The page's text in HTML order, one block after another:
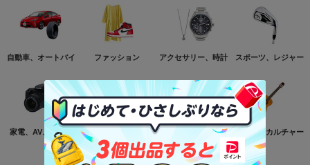
自動車、オートバイ ファッション アクセサリー、時計 スポーツ、レジャー
家電、AV、カメラ コンピュータ おもちゃ、ゲーム ホビー、カルチャー
もっと見る